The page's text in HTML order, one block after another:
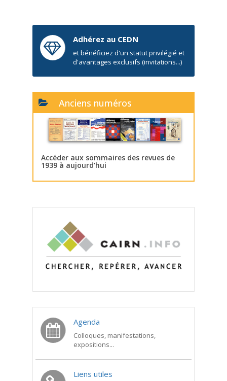
Adhérez au CEDN
et bénéficiez d'un statut privilégié et
d'avantages exclusifs (invitations...)
Anciens numéros
Accéder aux sommaires des revues de
1939 à aujourd’hui
Agenda
Colloques, manifestations,
expositions...
Liens utiles